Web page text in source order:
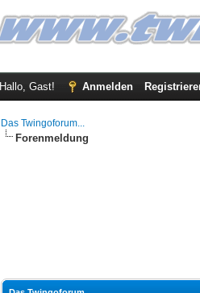
Hallo, Gast! Anmelden
Das Twingoforum...
Forenmeldung